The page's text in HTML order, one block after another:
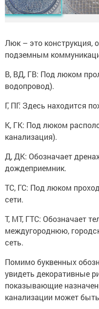
Люк – это конструкция,
подземным
В, ВД, ГВ: Под люком
водопровод).
Г, ПГ: Здесь находится
К, ГК: Под люком
канализация).
Д, ДК: Обозначает
дождеприемник.
ТС, ГС: Под люком
сети.
Т, МТ, ГТС: Обозначает
междугороднюю,
сеть.
Помимо буквенных
увидеть декоративные
показывающие
канализации может